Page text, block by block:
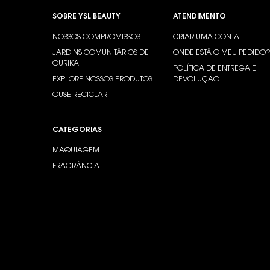
SOBRE YSL BEAUTY
NOSSOS COMPROMISSOS
JARDINS COMUNITÁRIOS DE
OURIKA
EXPLORE NOSSOS PRODUTOS
OUSE RECICLAR
ATENDIMENTO
CRIAR UMA CONTA
ONDE ESTÁ O MEU PEDIDO?
POLÍTICA DE ENTREGA E
DEVOLUÇÃO
CATEGORIAS
MAQUIAGEM
FRAGRÂNCIA